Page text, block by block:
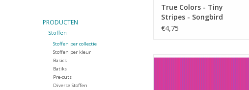
PRODUCTEN
Stoffen
Stoffen per collectie
Stoffen per kleur
Basics
Batiks
Pre-cuts
Diverse Stoffen
True Colors - Tiny
Stripes - Songbird
€4,75
fuchsia roze met paarse streep